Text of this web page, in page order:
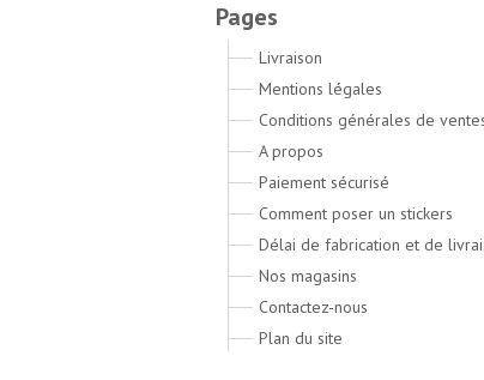
Pages
Livraison
Mentions légales
Conditions générales de
A propos
Paiement sécurisé
Comment poser un stickers
Délai de fabrication et de
Nos magasins
Contactez-nous
Plan du site